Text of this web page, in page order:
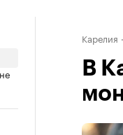
Карелия
В